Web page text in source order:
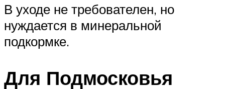
В уходе не требователен, но
нуждается в минеральной
подкормке.
Для Подмосковья